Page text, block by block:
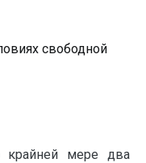
свободной
крайней мере два